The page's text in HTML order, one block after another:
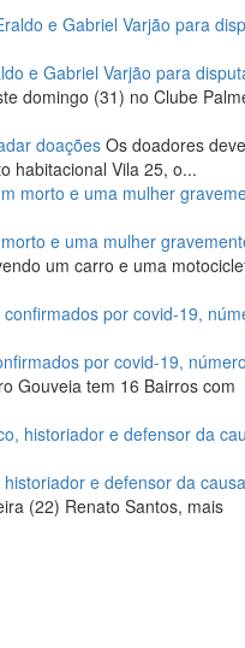
e Gabriel Varjão para
domingo (31) no Clube
doações Os doadores
habitacional Vila 25, o...
e uma mulher
um carro e uma
por covid-19,
Gouveia tem 16 Bairros com
e defensor da causa
(22) Renato Santos, mais